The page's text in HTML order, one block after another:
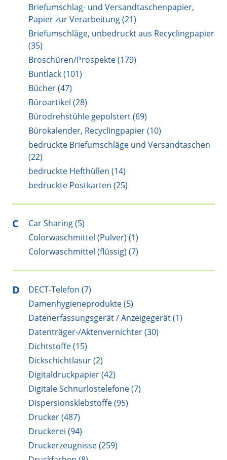
Briefumschlag- und Versandtaschenpapier,
Papier zur Verarbeitung (21)
Briefumschläge, unbedruckt aus Recyclingpapier
(35)
Broschüren/Prospekte (179)
Buntlack (101)
Bücher (47)
Büroartikel (28)
Bürodrehstühle gepolstert (69)
Bürokalender, Recyclingpapier (10)
bedruckte Briefumschläge und Versandtaschen
(22)
bedruckte Hefthüllen (14)
bedruckte Postkarten (25)
C
Car Sharing (5)
Colorwaschmittel (Pulver) (1)
Colorwaschmittel (flüssig) (7)
D
DECT-Telefon (7)
Damenhygieneprodukte (5)
Datenerfassungsgerät / Anzeigegerät (1)
Datenträger-/Aktenvernichter (30)
Dichtstoffe (15)
Dickschichtlasur (2)
Digitaldruckpapier (42)
Digitale Schnurlostelefone (7)
Dispersionsklebstoffe (95)
Drucker (487)
Druckerei (94)
Druckerzeugnisse (259)